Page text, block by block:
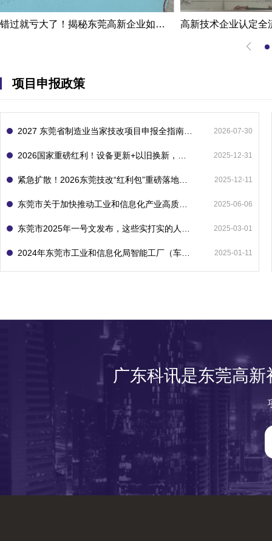
错过就亏大了！揭秘东莞高新企业如何轻松拿下省级技术改造项目300万补贴
项目申报政策
2026-07-30
2025-12-31
2025-12-11
2025-06-06
2025-03-01
2025-01-11
广东科讯是东莞高